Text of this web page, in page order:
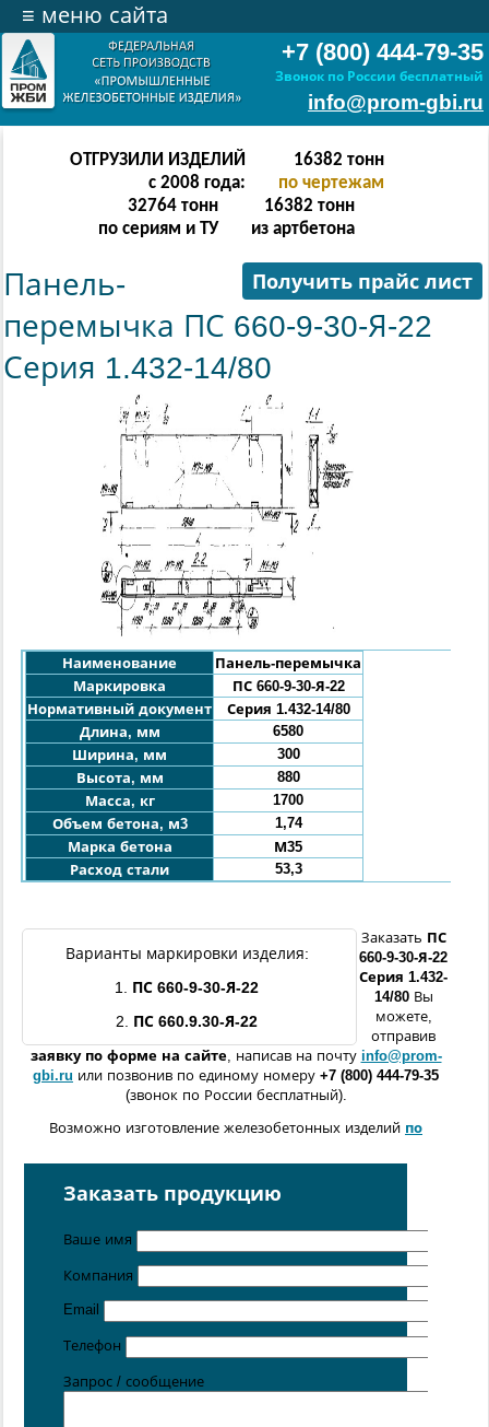
+7 (800) 444-79-35
Звонок по России бесплатный
info@prom-gbi.ru
≡ меню сайта
ОТГРУЗИЛИ ИЗДЕЛИЙ
с 2008 года:
32766 тонн
по чертежам
65532 тонн
по сериям и ТУ
32766 тонн
из артбетона
Получить прайс лист
Панель-
перемычка ПС 660-9-30-Я-22
Серия 1.432-14/80
Наименование Панель-перемычка
Маркировка
ПС 660-9-30-Я-22
Нормативный документ
Серия 1.432-14/80
Длина, мм
6580
Ширина, мм
300
Высота, мм
880
Масса, кг
1700
Объем бетона, м3
1,74
Марка бетона
М35
Расход стали
53,3
Варианты маркировки изделия:
1. ПС 660-9-30-Я-22
2.
ПС 660.9.30-Я-22
Заказать ПС
660-9-30-Я-22
Серия 1.432-
14/80 Вы
можете,
отправив
заявку по форме на сайте, написав на почту info@prom-
gbi.ru или позвонив по единому номеру +7 (800) 444-79-35
(звонок по России бесплатный).
Возможно изготовление железобетонных изделий по
расположенных вСанкт-Петербурге
Цена от 5 руб. / кг
Заказать продукцию
Ваше имя
Компания
Email
Телефон
Запрос / сообщение